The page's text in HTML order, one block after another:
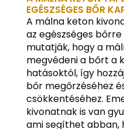
EGÉSZSÉGES BŐR
A málna keton
az egészséges
mutatják, hogy a
megvédeni a bőrt a
hatásoktól, így
bőr megőrzéséhez
csökkentéséhez.
kivonatnak is van
ami segíthet abban,